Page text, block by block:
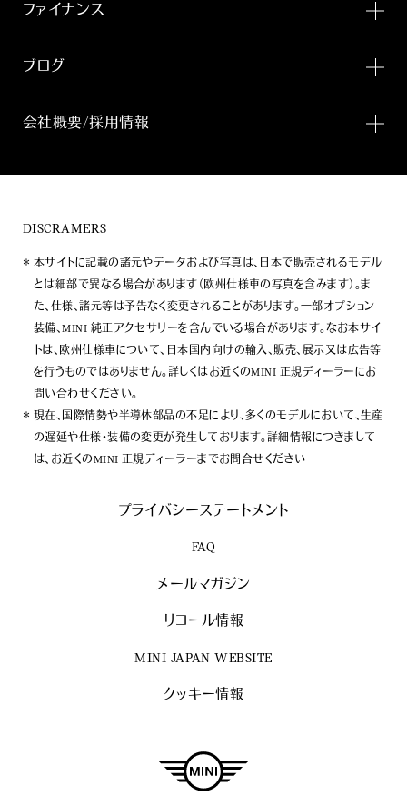
ファイナンス
ブログ
会社概要/採用情報
DISCRAMERS
本サイトに記載の諸元やデータおよび写真は、日本で販売されるモデル
とは細部で異なる場合があります（欧州仕様車の写真を含みます）。ま
た、仕様、諸元等は予告なく変更されることがあります。一部オプション
装備、MINI 純正アクセサリーを含んでいる場合があります。なお本サイ
トは、欧州仕様車について、日本国内向けの輸入、販売、展示又は広告等
を行うものではありません。詳しくはお近くのMINI 正規ディーラーにお
問い合わせください。
現在、国際情勢や半導体部品の不足により、多くのモデルにおいて、生産
の遅延や仕様・装備の変更が発生しております。詳細情報につきまして
は、お近くのMINI 正規ディーラーまでお問合せください
プライバシーステートメント
FAQ
メールマガジン
リコール情報
MINI JAPAN WEBSITE
クッキー情報